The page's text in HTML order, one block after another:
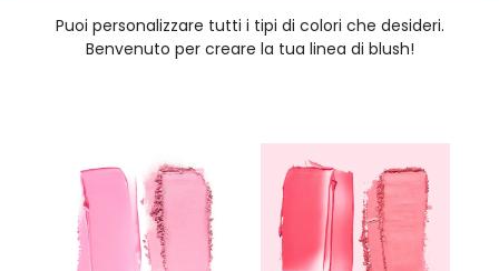
Puoi personalizzare tutti i tipi di colori che desideri.
Benvenuto per creare la tua linea di blush!